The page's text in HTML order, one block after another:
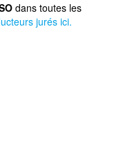
dans toutes les
jurés ici.